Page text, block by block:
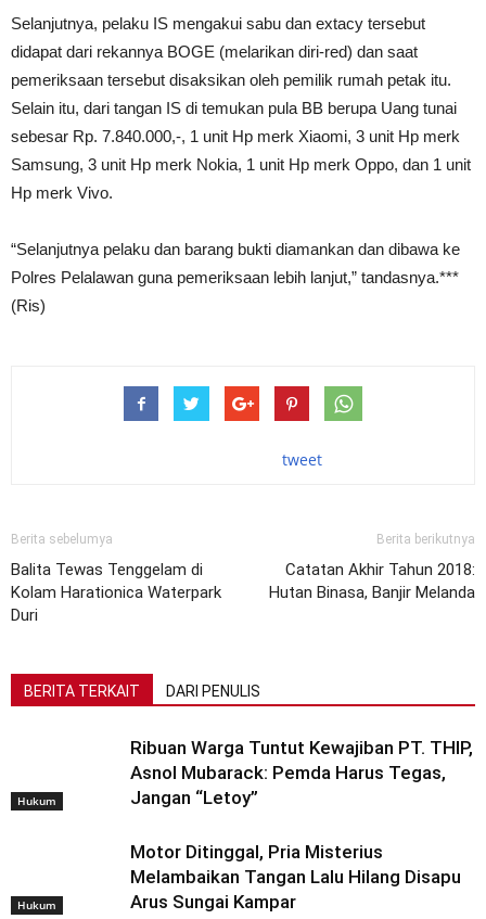
Selanjutnya, pelaku IS mengakui sabu dan extacy tersebut
didapat dari rekannya BOGE (melarikan diri-red) dan saat
pemeriksaan tersebut disaksikan oleh pemilik rumah petak itu.
Selain itu, dari tangan IS di temukan pula BB berupa Uang tunai
sebesar Rp. 7.840.000,-, 1 unit Hp merk Xiaomi, 3 unit Hp merk
Samsung, 3 unit Hp merk Nokia, 1 unit Hp merk Oppo, dan 1 unit
Hp merk Vivo.
“Selanjutnya pelaku dan barang bukti diamankan dan dibawa ke
Polres Pelalawan guna pemeriksaan lebih lanjut,” tandasnya.***
(Ris)
tweet
Berita sebelumya
Balita Tewas Tenggelam di
Kolam Harationica Waterpark
Duri
Berita berikutnya
Catatan Akhir Tahun 2018:
Hutan Binasa, Banjir Melanda
BERITA TERKAIT DARI PENULIS
Hukum
Ribuan Warga Tuntut Kewajiban PT. THIP,
Asnol Mubarack: Pemda Harus Tegas,
Jangan “Letoy”
Hukum
Motor Ditinggal, Pria Misterius
Melambaikan Tangan Lalu Hilang Disapu
Arus Sungai Kampar